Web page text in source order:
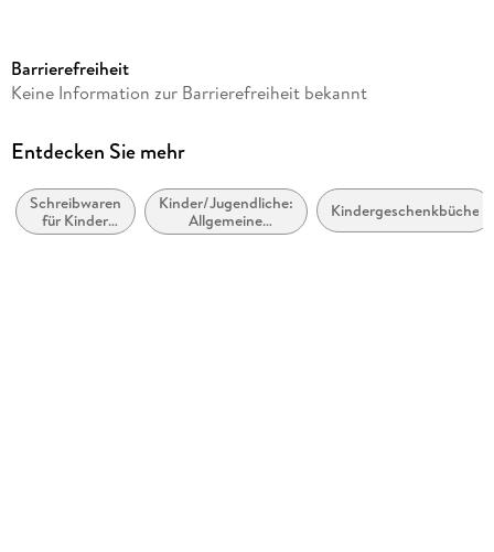
Verlag/Hersteller
Produktart
Gewicht
481 g
Barrierefreiheit
Keine Information zur Barrierefreiheit bekannt
Entdecken Sie mehr
Schreibwaren
für Kinder
(bedruckt)
Kinder/Jugendliche:
Allgemeine
Interessen:
Kindergeschenkbücher